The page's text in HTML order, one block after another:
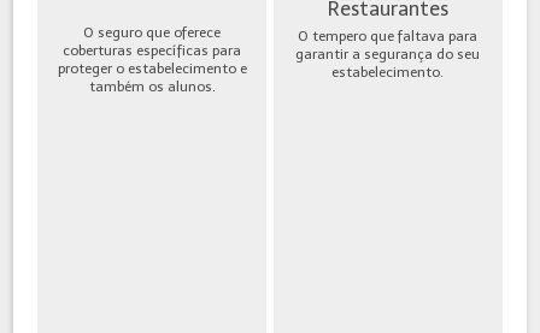
O seguro que oferece
coberturas específicas para
proteger o estabelecimento e
também os alunos.
Restaurantes
O tempero que faltava para
garantir a segurança do seu
estabelecimento.